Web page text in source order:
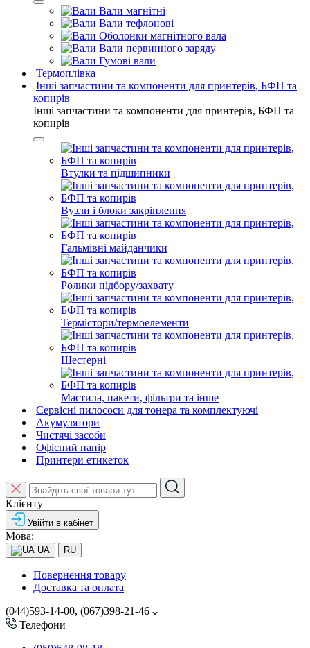
Вали магнітні
Вали тефлонові
Оболонки магнітного вала
Вали первинного заряду
Гумові вали
Термоплівка
Інші запчастини та компоненти для принтерів, БФП та
копирів
Інші запчастини та компоненти для принтерів, БФП та
копирів
Втулки та підшипники
Вузли і блоки закріплення
Гальмівні майданчики
Ролики підбору/захвату
Термістори/термоелементи
Шестерні
Мастила, пакети, фільтри та інше
Сервісні пилососи для тонера та комплектуючі
Акумулятори
Чистячі засоби
Офісний папір
Принтери етикеток
Клієнту
Увійти в кабінет
Мова:
UA RU
Повернення товару
Доставка та оплата
(044)593-14-00, (067)398-21-46
Телефони